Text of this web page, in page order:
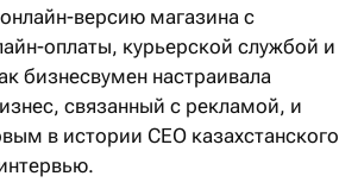
онлайн-версию магазина с
оплаты, курьерской службой и
бизнесвумен настраивала
связанный с рекламой, и
в истории СЕО казахстанского